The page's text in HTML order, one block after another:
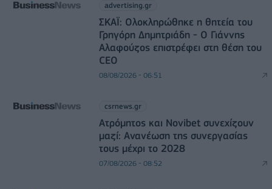
advertising.gr
ΣΚΑΪ: Ολοκληρώθηκε η θητεία του
Γρηγόρη Δημητριάδη - Ο Γιάννης
Αλαφούζος επιστρέφει στη θέση του
CEO
08/08/2026 - 06:51
csrnews.gr
Ατρόμητος και Novibet συνεχίζουν
μαζί: Ανανέωση της συνεργασίας
τους μέχρι το 2028
07/08/2026 - 08:52